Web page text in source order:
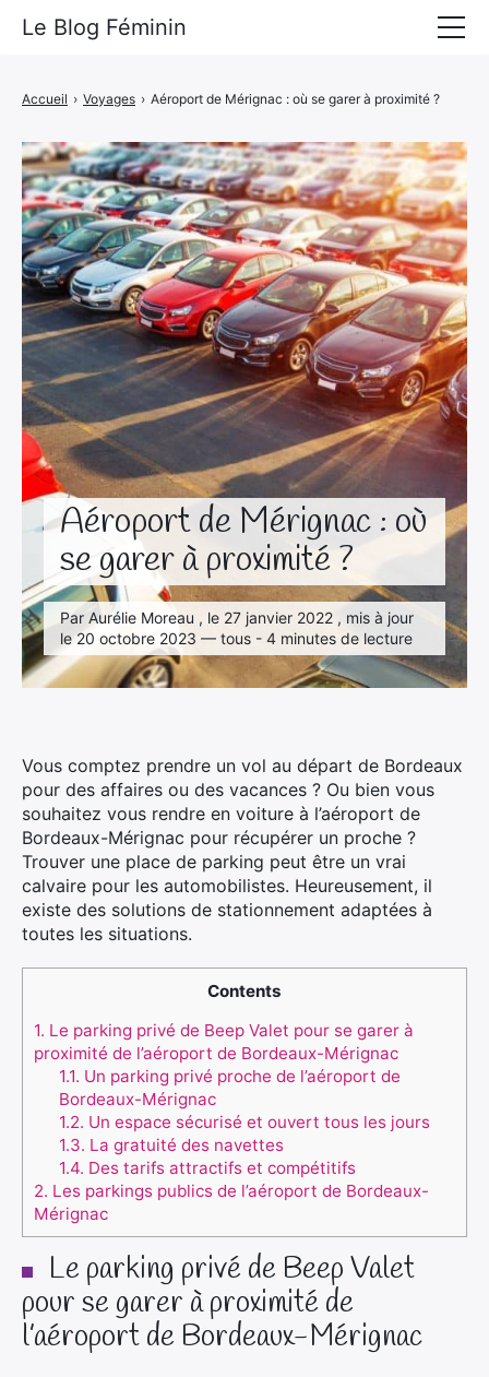
Aéroport de Mérignac : où
se garer à proximité ?
Par Aurélie Moreau , le 27 janvier 2022 , mis à jour
le 20 octobre 2023 — tous - 4 minutes de lecture
Accueil › Voyages › Aéroport de Mérignac : où se garer à proximité ?
Vous comptez prendre un vol au départ de Bordeaux
pour des affaires ou des vacances ? Ou bien vous
souhaitez vous rendre en voiture à l’aéroport de
Bordeaux-Mérignac pour récupérer un proche ?
Trouver une place de parking peut être un vrai
calvaire pour les automobilistes. Heureusement, il
existe des solutions de stationnement adaptées à
toutes les situations.
Contents
1. Le parking privé de Beep Valet pour se garer à
proximité de l’aéroport de Bordeaux-Mérignac
1.1. Un parking privé proche de l’aéroport​ de
Bordeaux-Mérignac​
1.2. Un espace sécurisé et ouvert tous les jours
1.3. La gratuité des navettes
1.4. Des tarifs attractifs et compétitifs
2. Les parkings publics de l’aéroport de Bordeaux-
Mérignac
Le parking privé de Beep Valet
pour se garer à proximité de
l’aéroport de Bordeaux-Mérignac
Le Blog Féminin
Mode
Beauté
Bien-être
Voyages
Déco & Maison
Amour